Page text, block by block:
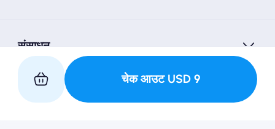
चेक आउट USD9
संसाधन
हमारे साथ साथी